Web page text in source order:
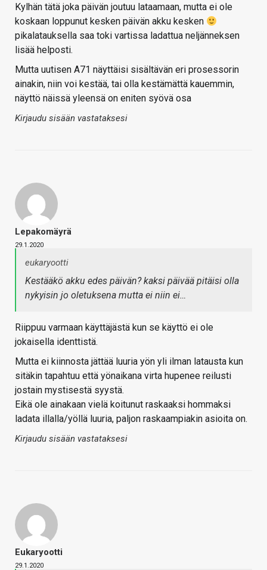
Kylhän tätä joka päivän joutuu lataamaan, mutta ei ole
koskaan loppunut kesken päivän akku kesken
pikalatauksella saa toki vartissa ladattua neljänneksen
lisää helposti.
Mutta uutisen A71 näyttäisi sisältävän eri prosessorin
ainakin, niin voi kestää, tai olla kestämättä kauemmin,
näyttö näissä yleensä on eniten syövä osa
Kirjaudu sisään vastataksesi
Lepakomäyrä
29.1.2020
eukaryootti
Kestääkö akku edes päivän? kaksi päivää pitäisi olla
nykyisin jo oletuksena mutta ei niin ei…
Riippuu varmaan käyttäjästä kun se käyttö ei ole
jokaisella identtistä.
Mutta ei kiinnosta jättää luuria yön yli ilman latausta kun
sitäkin tapahtuu että yönaikana virta hupenee reilusti
jostain mystisestä syystä.
Eikä ole ainakaan vielä koitunut raskaaksi hommaksi
ladata illalla/yöllä luuria, paljon raskaampiakin asioita on.
Kirjaudu sisään vastataksesi
Eukaryootti
29.1.2020